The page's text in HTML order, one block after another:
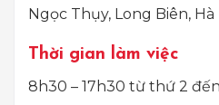
Ngọc Thụy, Long Biên, Hà
Thời gian làm việc
8h30 – 17h30 từ thứ 2